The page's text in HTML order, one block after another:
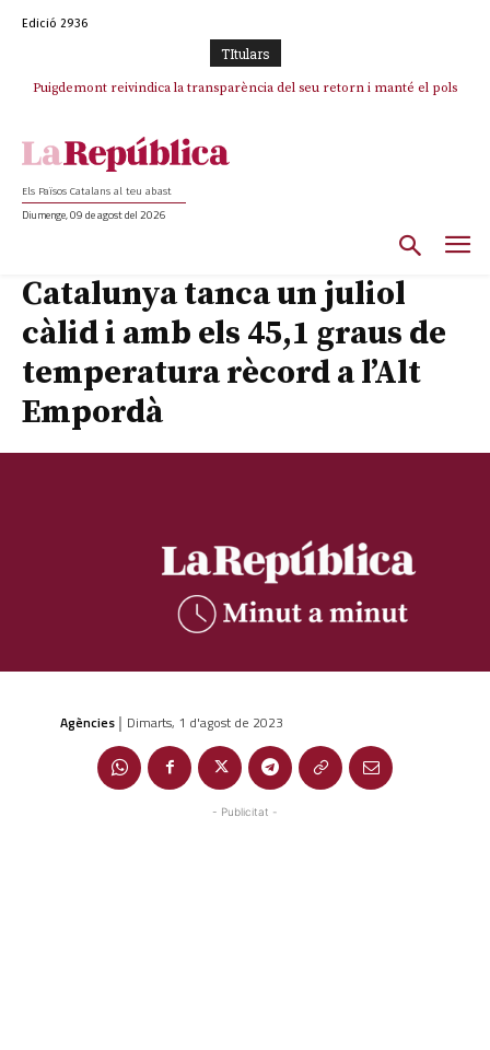
Edició 2936
TItulars
Puigdemont reivindica la transparència del seu retorn i manté el pols
Portugal acusa Espanya de provocar un “efecte crida” massiu per la seva
Els Països Catalans al teu abast
Diumenge, 09 de agost del 2026
Catalunya tanca un juliol
càlid i amb els 45,1 graus de
temperatura rècord a l’Alt
Empordà
Agències | Dimarts, 1 d'agost de 2023
- Publicitat -